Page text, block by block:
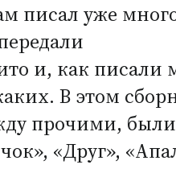
писал уже
и, как писали
В этом
прочими, были
«Друг»,